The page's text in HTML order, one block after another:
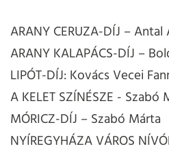
ARANY CERUZA-DÍJ – Antal
ARANY KALAPÁCS-DÍJ –
LIPÓT-DÍJ: Kovács Vecei
A KELET SZÍNÉSZE - Szabó
MÓRICZ-DÍJ – Szabó Márta
NYÍREGYHÁZA VÁROS